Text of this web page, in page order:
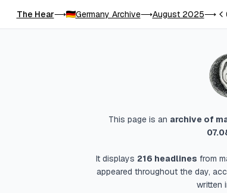
The Hear⟶ Germany Archive⟶August 2025⟶
This page is an archive of
It displays 216 headlines from
appeared throughout the day,
written